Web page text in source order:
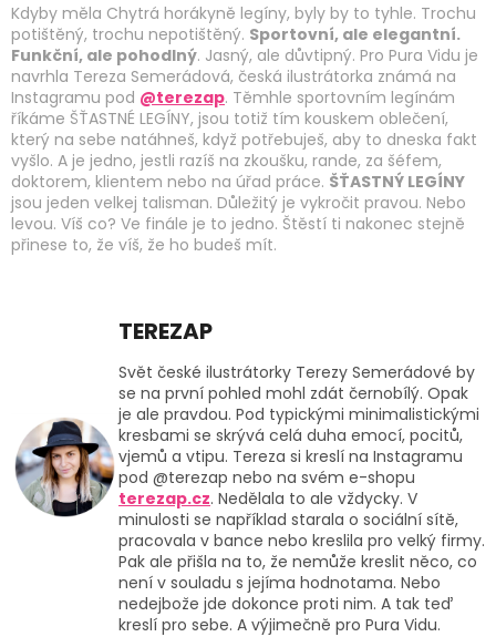
Kdyby měla Chytrá horákyně legíny, byly by to tyhle. Trochu
potištěný, trochu nepotištěný. Sportovní, ale elegantní.
Funkční, ale pohodlný. Jasný, ale důvtipný. Pro Pura Vidu je
navrhla Tereza Semerádová, česká ilustrátorka známá na
Instagramu pod @terezap. Těmhle sportovním legínám
říkáme ŠŤASTNÉ LEGÍNY, jsou totiž tím kouskem oblečení,
který na sebe natáhneš, když potřebuješ, aby to dneska fakt
vyšlo. A je jedno, jestli razíš na zkoušku, rande, za šéfem,
doktorem, klientem nebo na úřad práce. ŠŤASTNÝ LEGÍNY
jsou jeden velkej talisman. Důležitý je vykročit pravou. Nebo
levou. Víš co? Ve finále je to jedno. Štěstí ti nakonec stejně
přinese to, že víš, že ho budeš mít.
TEREZAP
Svět české ilustrátorky Terezy Semerádové by
se na první pohled mohl zdát černobílý. Opak
je ale pravdou. Pod typickými minimalistickými
kresbami se skrývá celá duha emocí, pocitů,
vjemů a vtipu. Tereza si kreslí na Instagramu
pod @terezap nebo na svém e-shopu
terezap.cz. Nedělala to ale vždycky. V
minulosti se například starala o sociální sítě,
pracovala v bance nebo kreslila pro velký firmy.
Pak ale přišla na to, že nemůže kreslit něco, co
není v souladu s jejíma hodnotama. Nebo
nedejbože jde dokonce proti nim. A tak teď
kreslí pro sebe. A výjimečně pro Pura Vidu.